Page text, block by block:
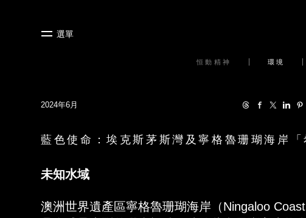
選單
恒動精神 環境
2024年6月
藍色使命：埃克斯茅斯灣及寧格魯珊瑚海岸「
未知水域
澳洲世界遺產區寧格魯珊瑚海岸（Ningaloo